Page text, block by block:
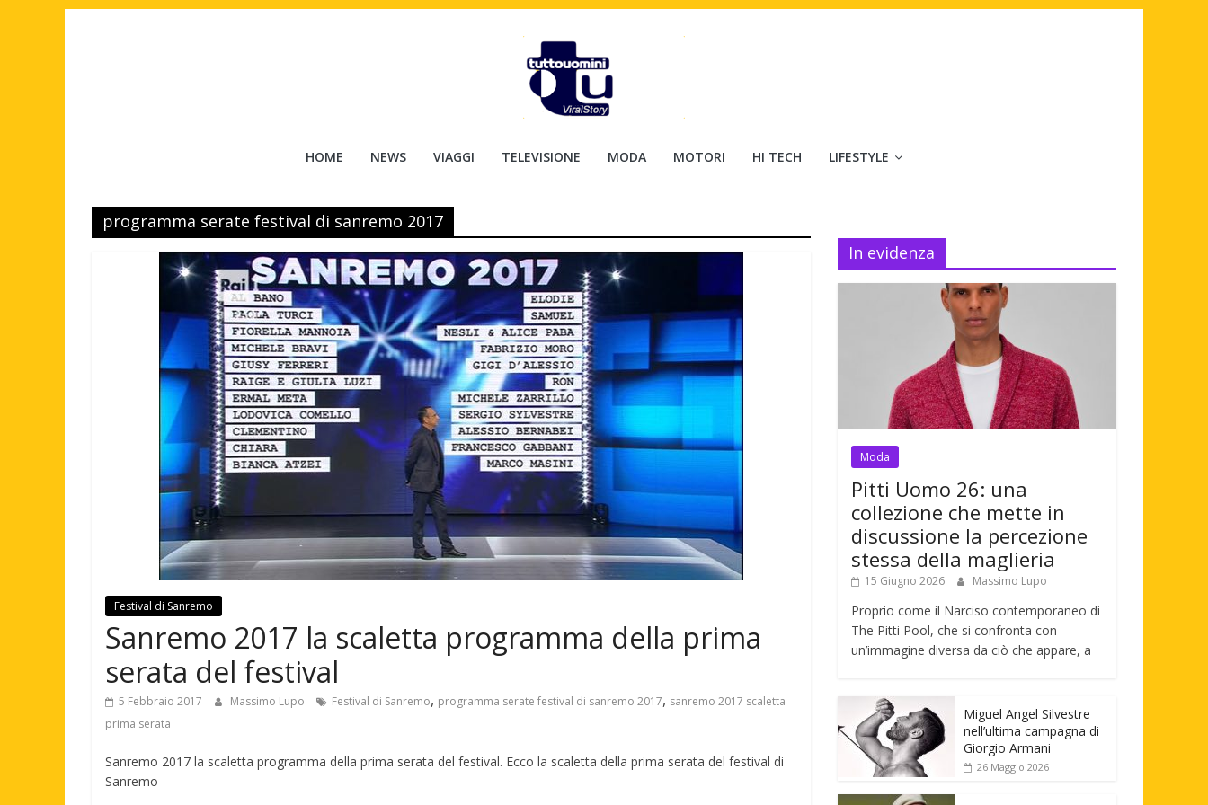
Tuttouomini
Cinema,
Motori,
HOME NEWS VIAGGI TELEVISIONE MODA MOTORI HI TECH LIFESTYLE
programma serate festival di sanremo 2017
Festival di Sanremo
Sanremo 2017 la scaletta programma della prima
serata del festival
5 Febbraio 2017 Massimo Lupo Festival di Sanremo, programma serate festival di sanremo 2017, sanremo 2017 scaletta
prima serata
Sanremo 2017 la scaletta programma della prima serata del festival. Ecco la scaletta della prima serata del festival di
Sanremo
In evidenza
Moda
Pitti Uomo 26: una
collezione che mette in
discussione la percezione
stessa della maglieria
15 Giugno 2026 Massimo Lupo
Proprio come il Narciso contemporaneo di
The Pitti Pool, che si confronta con
un’immagine diversa da ciò che appare, a
Miguel Angel Silvestre
nell’ultima campagna di
Giorgio Armani
26 Maggio 2026